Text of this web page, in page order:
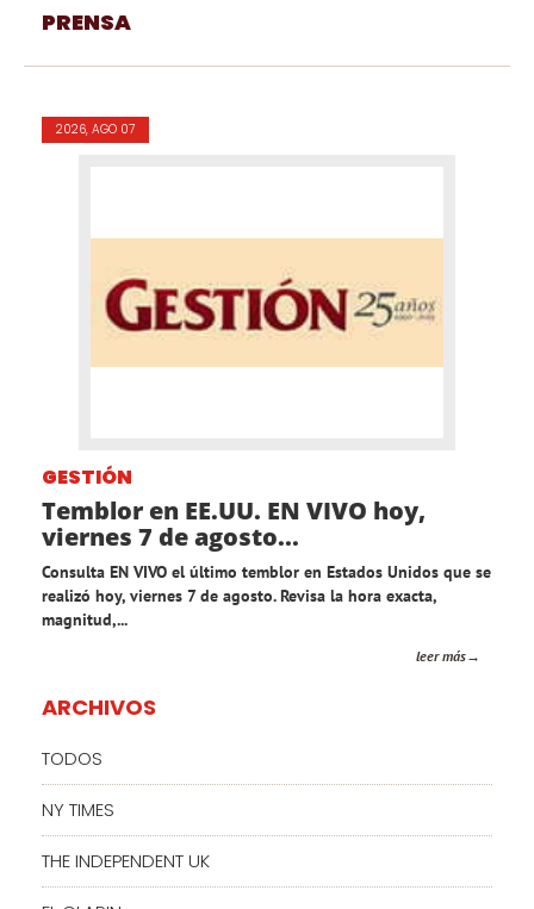
PRENSA
2026, AGO 07
GESTIÓN
Temblor en EE.UU. EN VIVO hoy,
viernes 7 de agosto...
Consulta EN VIVO el último temblor en Estados Unidos que se
realizó hoy, viernes 7 de agosto. Revisa la hora exacta,
magnitud,...
leer más
ARCHIVOS
TODOS
NY TIMES
THE INDEPENDENT UK